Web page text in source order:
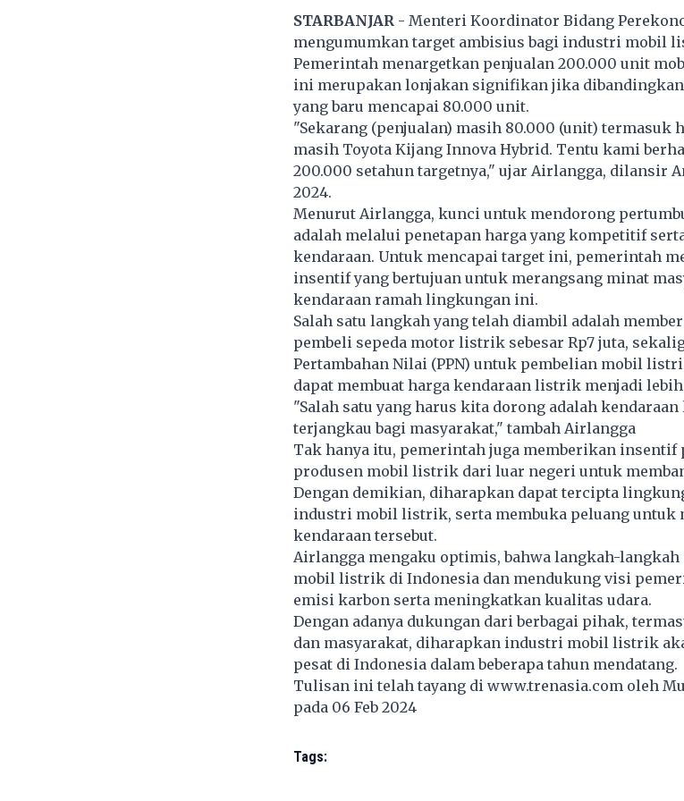
STARBANJAR- Menteri Koordinator Bidang
mengumumkan target ambisius bagi industri mobil
Pemerintah menargetkan penjualan 200.000 unit
ini merupakan lonjakan signifikan jika
yang baru mencapai 80.000 unit.
"Sekarang (penjualan) masih 80.000 (unit) termasuk
masih Toyota Kijang Innova Hybrid. Tentu kami
200.000 setahun targetnya," ujar Airlangga, dilansir
2024.
Menurut Airlangga, kunci untuk mendorong
adalah melalui penetapan harga yang kompetitif
kendaraan. Untuk mencapai target ini, pemerintah
insentif yang bertujuan untuk merangsang minat
kendaraan ramah lingkungan ini.
Salah satu langkah yang telah diambil adalah
pembeli sepeda motor listrik sebesar Rp7 juta,
Pertambahan Nilai (PPN) untuk pembelian mobil
dapat membuat harga kendaraan listrik menjadi
"Salah satu yang harus kita dorong adalah
terjangkau bagi masyarakat," tambah Airlangga
Tak hanya itu, pemerintah juga memberikan insentif
produsen mobil listrik dari luar negeri untuk
Dengan demikian, diharapkan dapat tercipta
industri mobil listrik, serta membuka peluang untuk
kendaraan tersebut.
Airlangga mengaku optimis, bahwa langkah-
mobil listrik di Indonesia dan mendukung visi
emisi karbon serta meningkatkan kualitas udara.
Dengan adanya dukungan dari berbagai pihak,
dan masyarakat, diharapkan industri mobil listrik
pesat di Indonesia dalam beberapa tahun mendatang.
Tulisan ini telah tayang di www.trenasia.comoleh
pada 06 Feb 2024
Tags: